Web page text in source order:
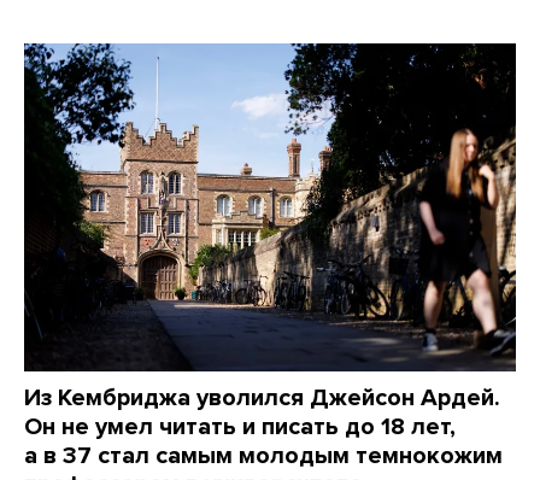
Из Кембриджа уволился Джейсон Ардей.
Он не умел читать и писать до 18 лет,
а в 37 стал самым молодым темнокожим